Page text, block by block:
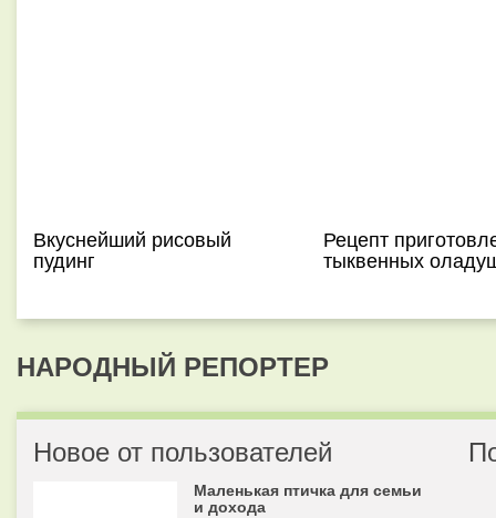
Вкуснейший рисовый
пудинг
Рецепт
тыквенных
НАРОДНЫЙ РЕПОРТЕР
Новое от пользователей
Маленькая птичка для семьи
и дохода